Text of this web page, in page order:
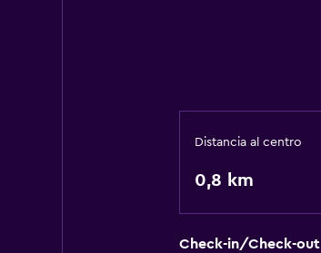
Distancia al centro
0,8 km
Check-in/Check-out